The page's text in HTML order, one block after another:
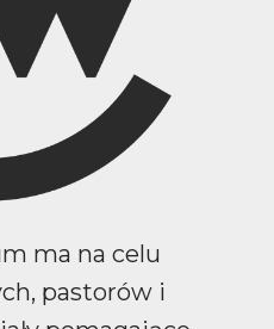
ma na celu
pastorów i